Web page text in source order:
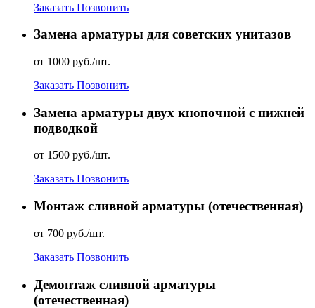
Заказать Позвонить
Замена арматуры для советских унитазов
от 1000 руб./шт.
Заказать Позвонить
Замена арматуры двух кнопочной с нижней
подводкой
от 1500 руб./шт.
Заказать Позвонить
Монтаж сливной арматуры (отечественная)
от 700 руб./шт.
Заказать Позвонить
Демонтаж сливной арматуры
(отечественная)